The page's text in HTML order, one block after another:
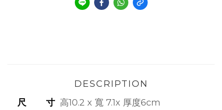
DESCRIPTION
尺 寸 高10.2 x 寬 7.1x 厚度6cm